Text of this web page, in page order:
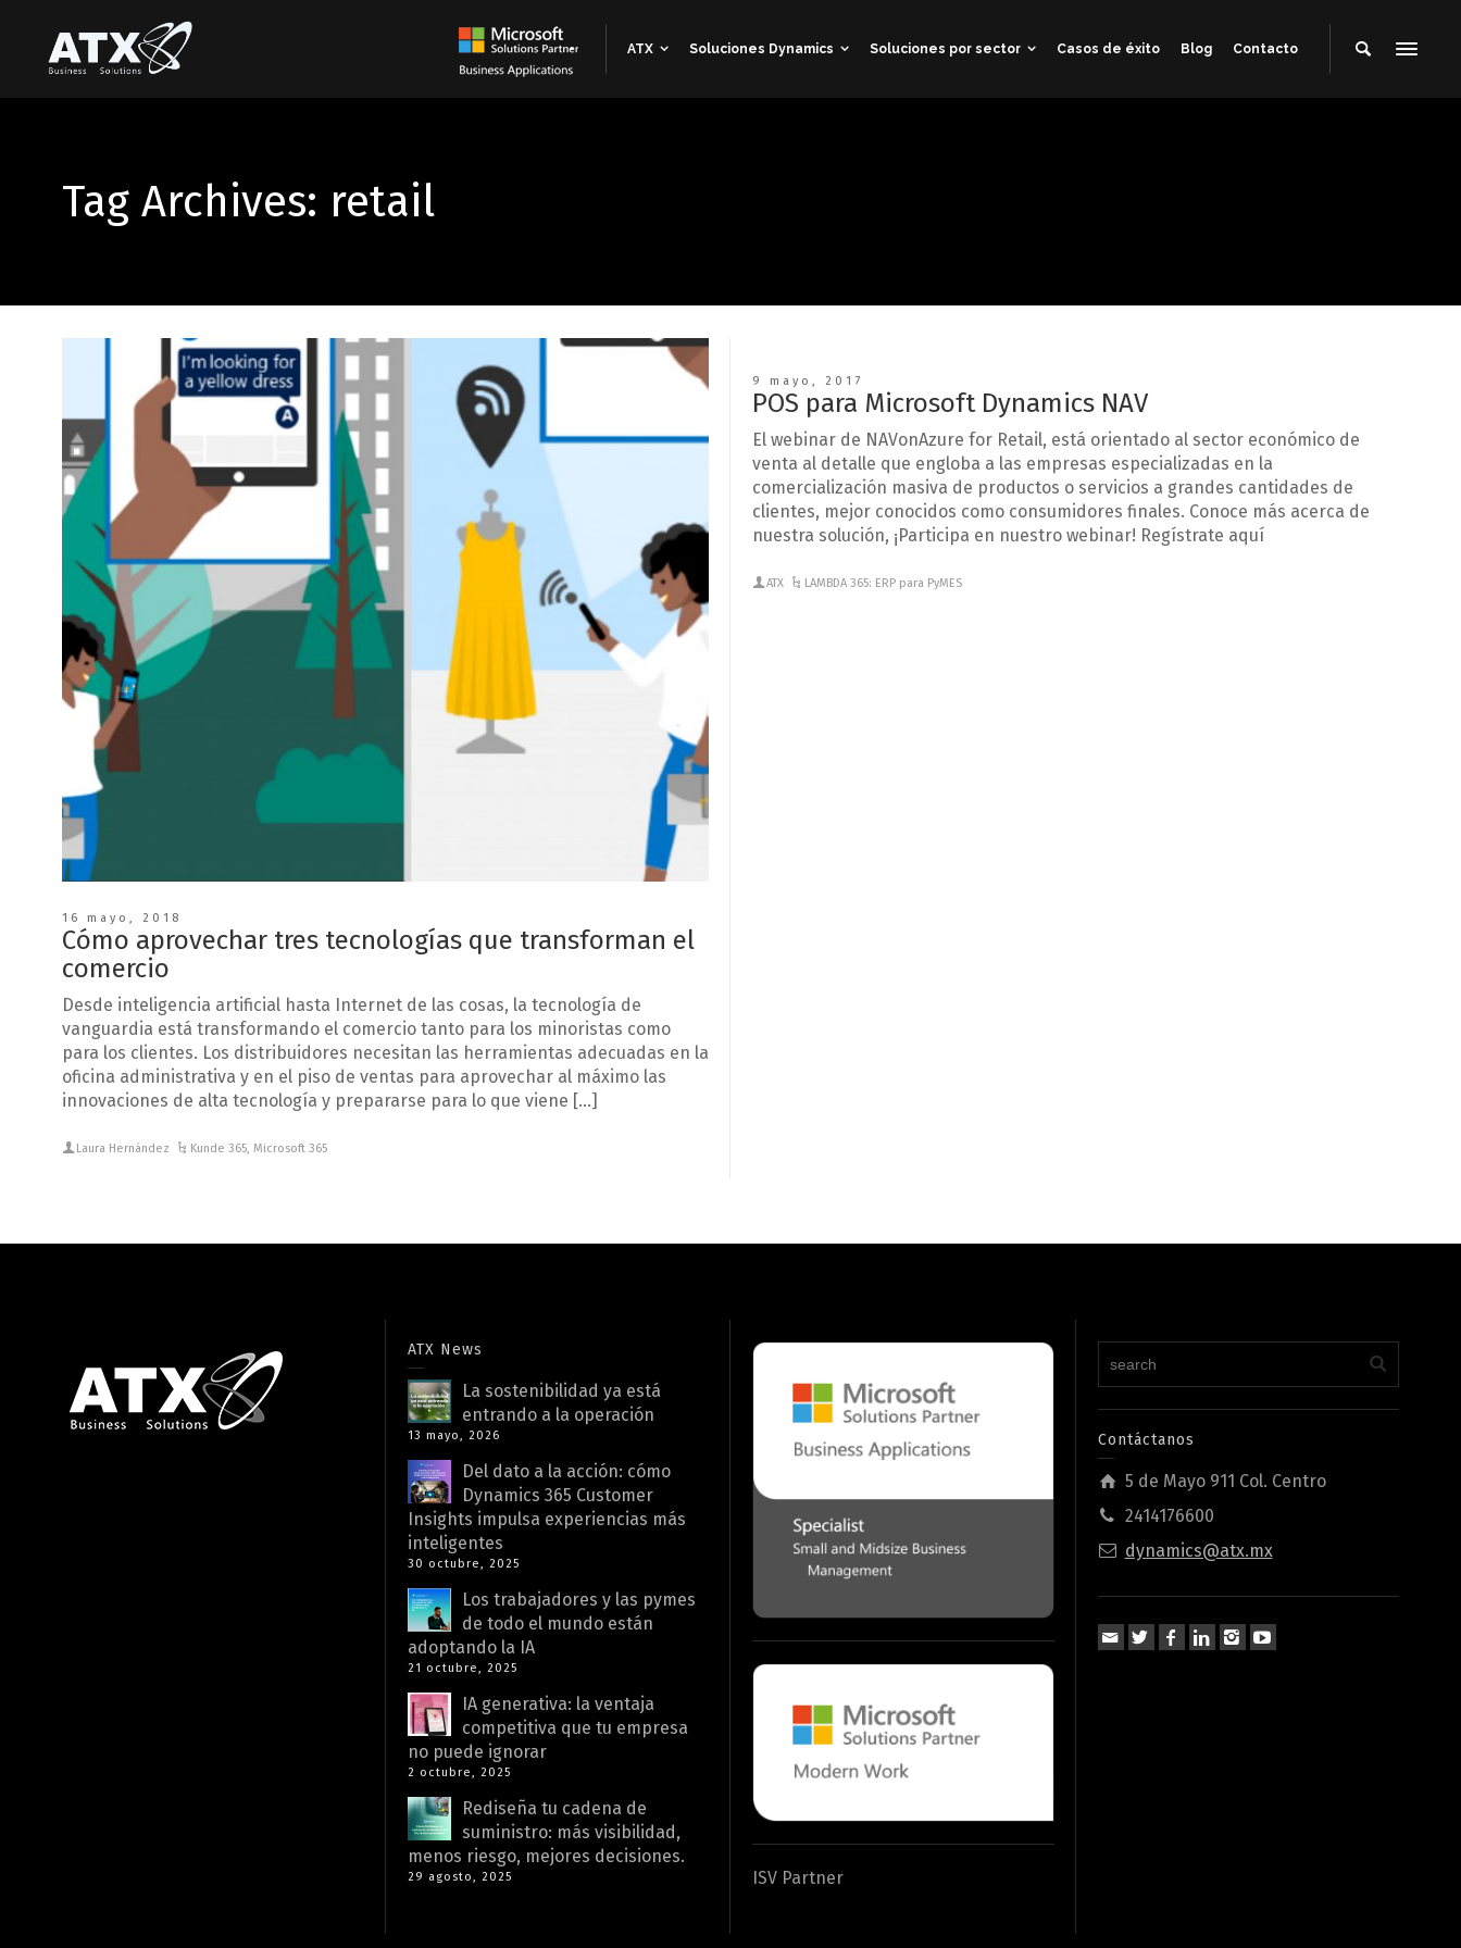
ATX Soluciones Dynamics Soluciones por sector Casos de éxito Blog Contacto
Tag Archives: retail
16 mayo, 2018
Cómo aprovechar tres tecnologías que transforman el
comercio
Desde inteligencia artificial hasta Internet de las cosas, la tecnología de
vanguardia está transformando el comercio tanto para los minoristas como
para los clientes. Los distribuidores necesitan las herramientas adecuadas en la
oficina administrativa y en el piso de ventas para aprovechar al máximo las
innovaciones de alta tecnología y prepararse para lo que viene […]
Laura Hernández Kunde 365,Microsoft 365
9 mayo, 2017
POS para Microsoft Dynamics NAV
El webinar de NAVonAzure for Retail, está orientado al sector económico de
venta al detalle que engloba a las empresas especializadas en la
comercialización masiva de productos o servicios a grandes cantidades de
clientes, mejor conocidos como consumidores finales. Conoce más acerca de
nuestra solución, ¡Participa en nuestro webinar! Regístrate aquí
ATX LAMBDA 365: ERP para PyMES
ATX News
La sostenibilidad ya está
entrando a la operación
13 mayo, 2026
Del dato a la acción: cómo
Dynamics 365 Customer
Insights impulsa experiencias más
inteligentes
30 octubre, 2025
Los trabajadores y las pymes
de todo el mundo están
adoptando la IA
21 octubre, 2025
IA generativa: la ventaja
competitiva que tu empresa
no puede ignorar
2 octubre, 2025
Rediseña tu cadena de
suministro: más visibilidad,
menos riesgo, mejores decisiones.
29 agosto, 2025 ISV Partner
Contáctanos
5 de Mayo 911 Col. Centro
2414176600
dynamics@atx.mx